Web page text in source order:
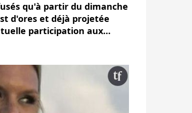
qu'à partir du dimanche
d'ores et déjà projetée
participation aux…